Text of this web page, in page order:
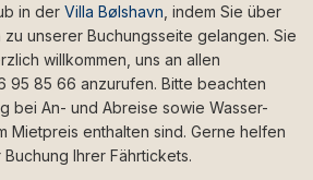
in der Villa Bølshavn , indem Sie über
unserer Buchungsseite gelangen. Sie
willkommen, uns an allen
95 85 66 anzurufen. Bitte beachten
bei An- und Abreise sowie Wasser-
Mietpreis enthalten sind. Gerne helfen
Ihrer Fährtickets.